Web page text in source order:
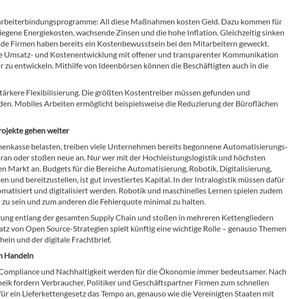
All diese Maßnahmen kosten Geld. Dazu kommen für
Energiekosten, wachsende Zinsen und die hohe Inflation. Gleichzeitig sinken
Firmen haben bereits ein Kostenbewusstsein bei den Mitarbeitern geweckt.
Umsatz- und Kostenentwicklung mit offener und transparenter Kommunikation
zu entwickeln. Mithilfe von Ideenbörsen können die Beschäftigten auch in die
Flexibilisierung. Die größten Kostentreiber müssen gefunden und
Mobiles Arbeiten ermöglicht beispielsweise die Reduzierung der Büroflächen
gehen weiter
belasten, treiben viele Unternehmen bereits begonnene Automatisierungs-
oder stoßen neue an. Nur wer mit der Hochleistungslogistik und höchsten
Markt an. Budgets für die Bereiche Automatisierung, Robotik, Digitalisierung,
und bereitzustellen, ist gut investiertes Kapital. In der Intralogistik müssen dafür
und digitalisiert werden. Robotik und maschinelles Lernen spielen zudem
sein und zum anderen die Fehlerquote minimal zu halten.
entlang der gesamten Supply Chain und stoßen in mehreren Kettengliedern
von Open Source-Strategien spielt künftig eine wichtige Rolle – genauso Themen
und der digitale Frachtbrief.
Handeln
und Nachhaltigkeit werden für die Ökonomie immer bedeutsamer. Nach
fordern Verbraucher, Politiker und Geschäftspartner Firmen zum schnellen
ein Lieferkettengesetz das Tempo an, genauso wie die Vereinigten Staaten mit